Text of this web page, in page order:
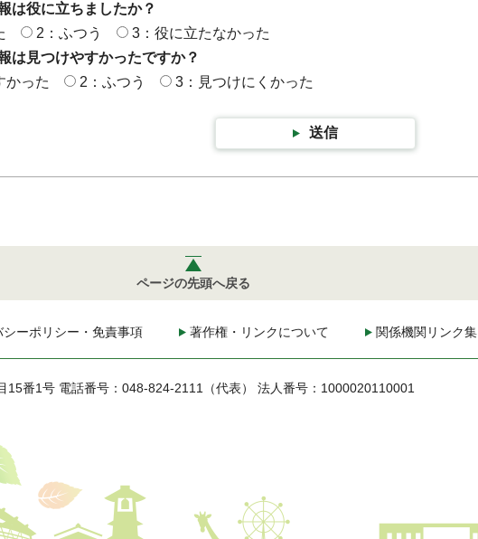
は役に立ちましたか？
2：ふつう
3：役に立たなかった
は見つけやすかったですか？
かった
2：ふつう 3：見つけにくかった
送信
ページの先頭へ戻る
シーポリシー・免責事項 著作権・リンクについて 関係機関リンク集
15番1号 電話番号：048-824-2111（代表） 法人番号：1000020110001